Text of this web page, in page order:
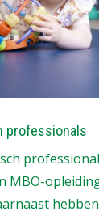
professionals
MBO-